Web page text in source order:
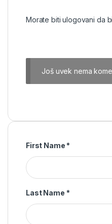
Morate bitiulogovani da
Još uvek nema
First Name *
Last Name *